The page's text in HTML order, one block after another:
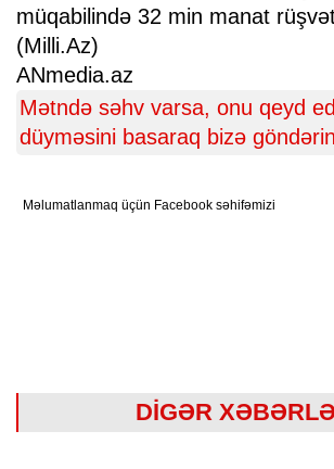
müqabilində 32 min manat
(Milli.Az)
ANmedia.az
Mətndə səhv varsa, onu qeyd
düyməsini basaraq bizə göndərin
Məlumatlanmaq üçün Facebook səhifəmizi
DİGƏR